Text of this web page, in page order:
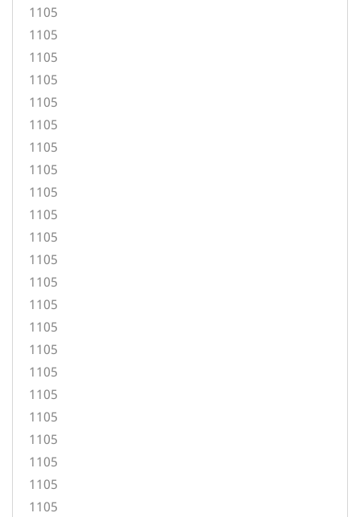
1105
1105
1105
1105
1105
1105
1105
1105
1105
1105
1105
1105
1105
1105
1105
1105
1105
1105
1105
1105
1105
1105
1105